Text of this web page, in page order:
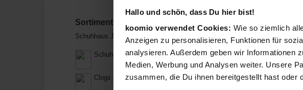
Hallo und schön, dass Du hier bist!
koomio verwendet Cookies: Wie so ziemlich
Anzeigen zu personalisieren, Funktionen für
analysieren. Außerdem geben wir Informationen
Medien, Werbung und Analysen weiter. Unsere
zusammen, die Du ihnen bereitgestellt hast oder
Sortiment von Schuhhaus Jessen
Schuhhaus Jessen verkauft Produkte aus diesen Kategorien:
Schuhe
Clogs & Pantoletten